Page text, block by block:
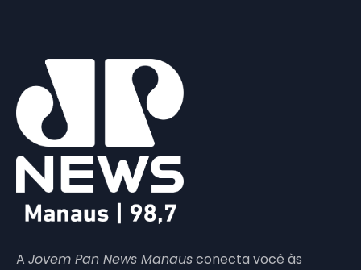
A Jovem Pan News Manausconecta você às